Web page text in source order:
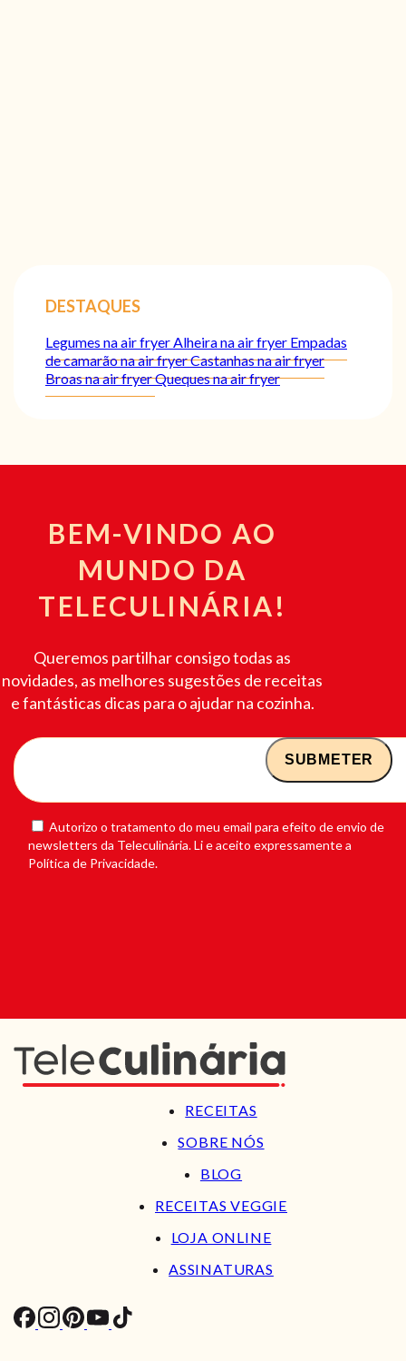
DESTAQUES
Legumes na air fryerAlheira na air fryer Empadas
de camarão na air fryerCastanhas na air fryer
Broas na air fryerQueques na air fryer
BEM-VINDO AO
MUNDO DA
TELECULINÁRIA!
Queremos partilhar consigo todas as
novidades, as melhores sugestões de receitas
e fantásticas dicas para o ajudar na cozinha.
Autorizo o tratamento do meu email para efeito de envio de
newsletters da Teleculinária. Li e aceito expressamente a
Política de Privacidade.
RECEITAS
SOBRE NÓS
BLOG
RECEITAS VEGGIE
LOJA ONLINE
ASSINATURAS